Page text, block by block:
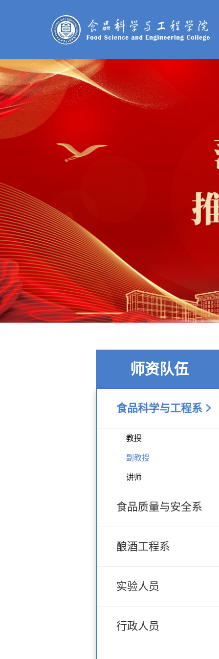
师资队伍
食品科学与工程系
教授
副教授
讲师
食品质量与安全系
酿酒工程系
实验人员
行政人员